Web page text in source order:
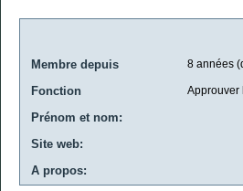
Membre depuis 8 années
Fonction Approuver
Prénom et nom:
Site web:
A propos: